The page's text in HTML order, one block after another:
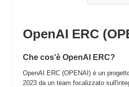
OpenAI ERC
Che cos'è OpenAI ERC?
OpenAI ERC (OPENAI) è un
2023 da un team focalizzato